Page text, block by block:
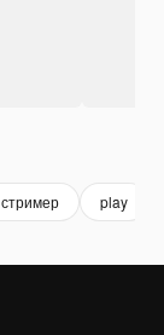
стример play